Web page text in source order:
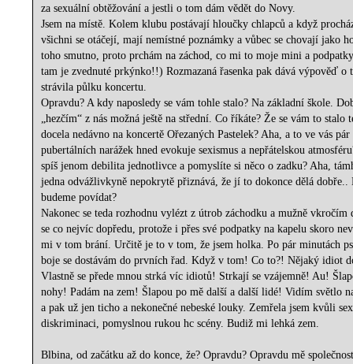
za sexuální obtěžování a jestli o tom dám vědět do Novy.
Jsem na místě. Kolem klubu postávají hloučky chlapců a když
všichni se otáčejí, mají nemístné poznámky a vůbec se chovají jako
toho smutno, proto prchám na záchod, co mi to moje mini a
tam je zvednuté prkýnko!!) Rozmazaná řasenka pak dává výpověď o
strávila půlku koncertu.
Opravdu? A kdy naposledy se vám tohle stalo? Na základní škole.
„hezčím“ z nás možná ještě na střední. Co říkáte? Že se vám to stalo
docela nedávno na koncertě Ořezaných Pastelek? Aha, a to ve vás
pubertálních narážek hned evokuje sexismus a nepřátelskou
spíš jenom debilita jednotlivce a pomyslíte si něco o zadku? Aha,
jedna odvážlivkyně nepokrytě přiznává, že jí to dokonce dělá dobře..
budeme povídat?
Nakonec se teda rozhodnu vylézt z útrob záchodku a mužně vkročím
se co nejvíc dopředu, protože i přes své podpatky na kapelu skoro
mi v tom brání. Určitě je to v tom, že jsem holka. Po pár minutách
boje se dostávám do prvních řad. Když v tom! Co to?! Nějaký idiot
Vlastně se přede mnou strká víc idiotů! Strkají se vzájemně! Au!
nohy! Padám na zem! Šlapou po mě další a další lidé! Vidím světlo
a pak už jen ticho a nekonečné nebeské louky. Zemřela jsem kvůli
diskriminaci, pomyslnou rukou hc scény. Budiž mi lehká zem.
Blbina, od začátku až do konce, že? Opravdu? Opravdu mě